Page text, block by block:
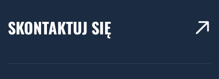
SKONTAKTUJ SIĘ